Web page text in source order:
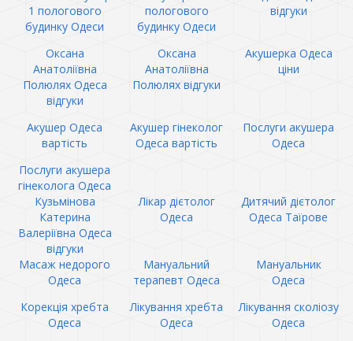
1 пологового
будинку Одеси
пологового
будинку Одеси
відгуки
Оксана
Анатоліївна
Полюлях Одеса
відгуки
Оксана
Анатоліївна
Полюлях відгуки
Акушерка Одеса
ціни
Акушер Одеса
вартість
Акушер гінеколог
Одеса вартість
Послуги акушера
Одеса
Послуги акушера
гінеколога Одеса
Кузьмінова
Катерина
Валеріївна Одеса
відгуки
Лікар дієтолог
Одеса
Дитячий дієтолог
Одеса Таїрове
Масаж недорого
Одеса
Мануальний
терапевт Одеса
Мануальник
Одеса
Корекція хребта
Одеса
Лікування хребта
Одеса
Лікування сколіозу
Одеса